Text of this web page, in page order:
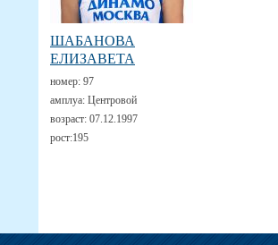
ШАБАНОВА
ЕЛИЗАВЕТА
номер: 97
амплуа: Центровой
возраст: 07.12.1997
рост:195